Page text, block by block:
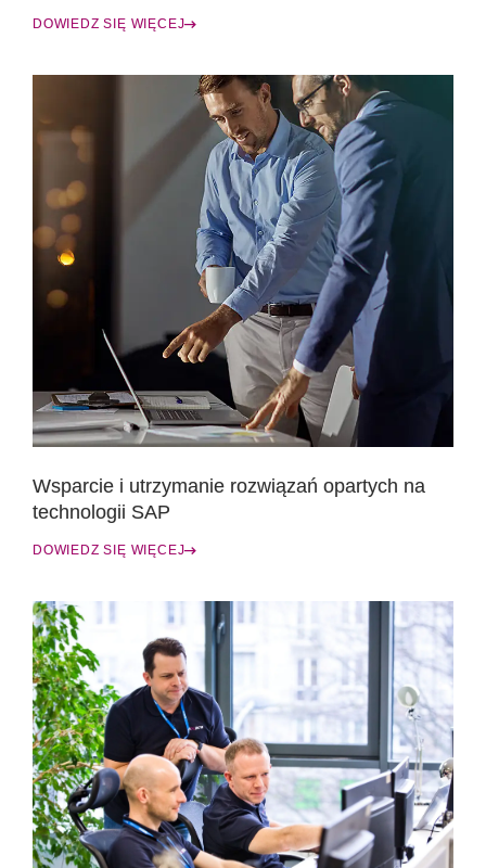
DOWIEDZ SIĘ WIĘCEJ
Wsparcie i utrzymanie rozwiązań opartych na
technologii SAP
DOWIEDZ SIĘ WIĘCEJ